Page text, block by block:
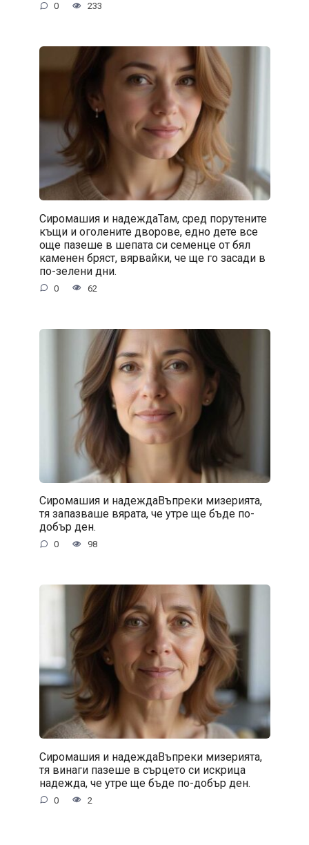
0 233
Сиромашия и надеждаТам, сред порутените
къщи и оголените дворове, едно дете все
още пазеше в шепата си семенце от бял
каменен бряст, вярвайки, че ще го засади в
по-зелени дни.
0 62
Сиромашия и надеждаВъпреки мизерията,
тя запазваше вярата, че утре ще бъде по-
добър ден.
0 98
Сиромашия и надеждаВъпреки мизерията,
тя винаги пазеше в сърцето си искрица
надежда, че утре ще бъде по-добър ден.
0 2